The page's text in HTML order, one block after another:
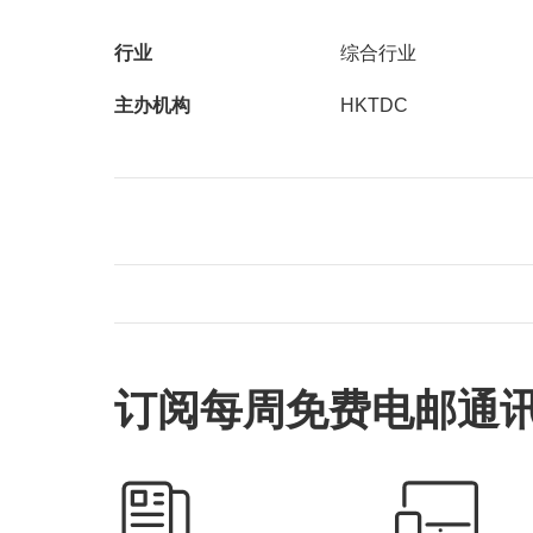
行业 综合行业
主办机构 HKTDC
订阅每周免费电邮通